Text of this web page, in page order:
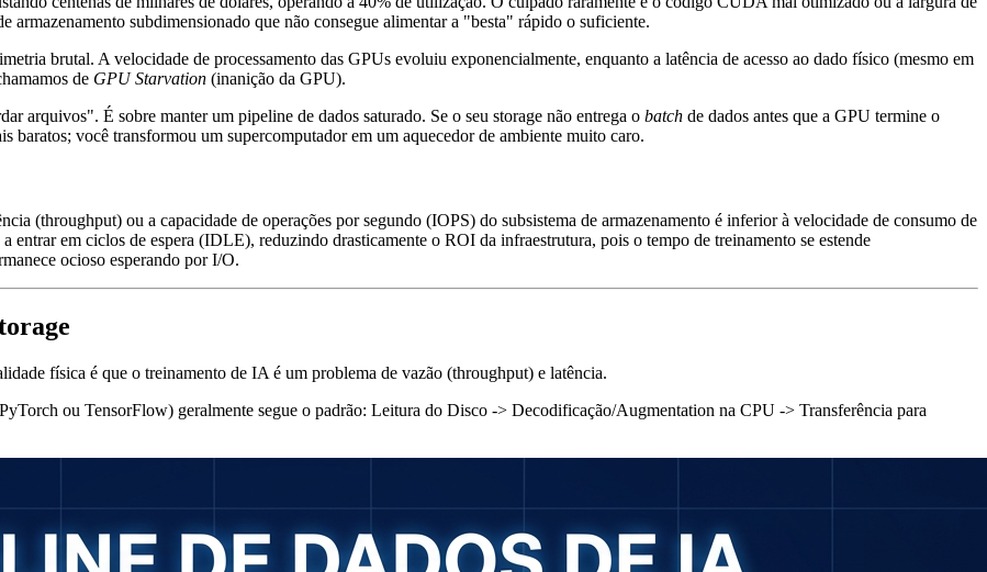
armazenamento subdimensionado que não consegue alimentar a "besta" rápido o suficiente.
brutal. A velocidade de processamento das GPUs evoluiu exponencialmente, enquanto a latência de acesso ao dado físico (mesmo em
de GPU Starvation (inanição da GPU).
arquivos". É sobre manter um pipeline de dados saturado. Se o seu storage não entrega o batch de dados antes que a GPU termine o
você transformou um supercomputador em um aquecedor de ambiente muito caro.
(throughput) ou a capacidade de operações por segundo (IOPS) do subsistema de armazenamento é inferior à velocidade de consumo de
entrar em ciclos de espera (IDLE), reduzindo drasticamente o ROI da infraestrutura, pois o tempo de treinamento se estende
ocioso esperando por I/O.
física é que o treinamento de IA é um problema de vazão (throughput) e latência.
ou TensorFlow) geralmente segue o padrão: Leitura do Disco -> Decodificação/Augmentation na CPU -> Transferência para